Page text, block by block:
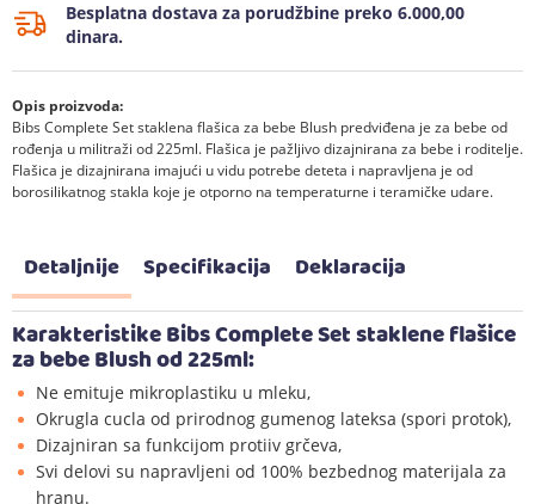
Besplatna dostava za porudžbine preko 6.000,00
dinara.
Opis proizvoda:
Bibs Complete Set staklena flašica za bebe Blush predviđena je za bebe od
rođenja u militraži od 225ml. Flašica je pažljivo dizajnirana za bebe i roditelje.
Flašica je dizajnirana imajući u vidu potrebe deteta i napravljena je od
borosilikatnog stakla koje je otporno na temperaturne i teramičke udare.
Detaljnije Specifikacija Deklaracija
Karakteristike Bibs Complete Set staklene flašice
za bebe Blush od 225ml:
Ne emituje mikroplastiku u mleku,
Okrugla cucla od prirodnog gumenog lateksa (spori protok),
Dizajniran sa funkcijom protiiv grčeva,
Svi delovi su napravljeni od 100% bezbednog materijala za
hranu.